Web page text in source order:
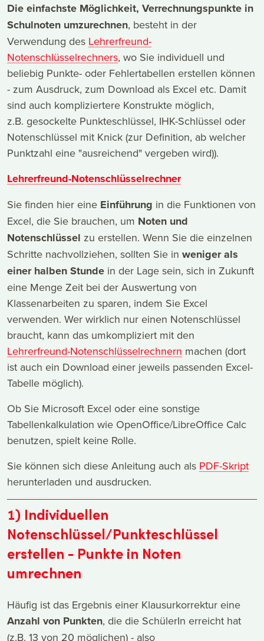
Die einfachste Möglichkeit, Verrechnungspunkte in
Schulnoten umzurechnen, besteht in der
Verwendung des Lehrerfreund-
Notenschlüsselrechners, wo Sie individuell und
beliebig Punkte- oder Fehlertabellen erstellen können
- zum Ausdruck, zum Download als Excel etc. Damit
sind auch kompliziertere Konstrukte möglich,
z.B. gesockelte Punkteschlüssel, IHK-Schlüssel oder
Notenschlüssel mit Knick (zur Definition, ab welcher
Punktzahl eine "ausreichend" vergeben wird)).
Lehrerfreund-Notenschlüsselrechner
Sie finden hier eine Einführung in die Funktionen von
Excel, die Sie brauchen, um Noten und
Notenschlüssel zu erstellen. Wenn Sie die einzelnen
Schritte nachvollziehen, sollten Sie in weniger als
einer halben Stunde in der Lage sein, sich in Zukunft
eine Menge Zeit bei der Auswertung von
Klassenarbeiten zu sparen, indem Sie Excel
verwenden. Wer wirklich nur einen Notenschlüssel
braucht, kann das umkompliziert mit den
Lehrerfreund-Notenschlüsselrechnern machen (dort
ist auch ein Download einer jeweils passenden Excel-
Tabelle möglich).
Ob Sie Microsoft Excel oder eine sonstige
Tabellenkalkulation wie OpenOffice/LibreOffice Calc
benutzen, spielt keine Rolle.
Sie können sich diese Anleitung auch als PDF-Skript
herunterladen und ausdrucken.
1) Individuellen
Notenschlüssel/Punkteschlüssel
erstellen - Punkte in Noten
umrechnen
Häufig ist das Ergebnis einer Klausurkorrektur eine
Anzahl von Punkten, die die SchülerIn erreicht hat
(z.B. 13 von 20 möglichen) - also